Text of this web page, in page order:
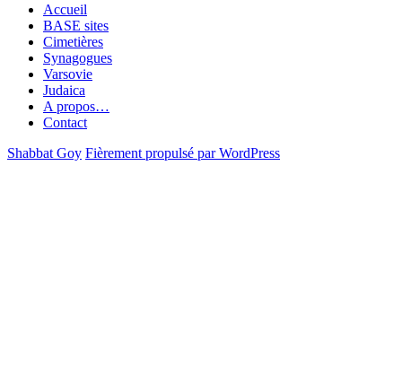
Accueil
BASE sites
Cimetières
Synagogues
Varsovie
Judaica
A propos…
Contact
Shabbat Goy Fièrement propulsé par WordPress